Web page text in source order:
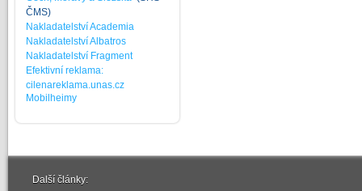
ČMS)
Nakladatelství Academia
Nakladatelství Albatros
Nakladatelství Fragment
Efektivní reklama:
cilenareklama.unas.cz
Mobilheimy
Další články: